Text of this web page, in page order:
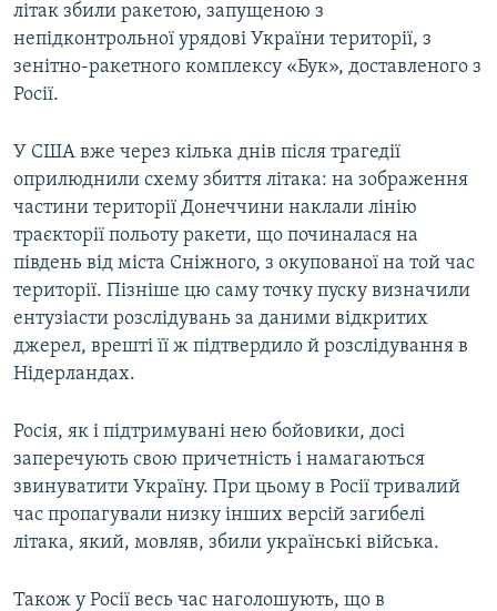
літак збили ракетою, запущеною з
непідконтрольної урядові України території, з
зенітно-ракетного комплексу «Бук», доставленого з
Росії.
У США вже через кілька днів після трагедії
оприлюднили схему збиття літака: на зображення
частини території Донеччини наклали лінію
траєкторії польоту ракети, що починалася на
південь від міста Сніжного, з окупованої на той час
території. Пізніше цю саму точку пуску визначили
ентузіасти розслідувань за даними відкритих
джерел, врешті її ж підтвердило й розслідування в
Нідерландах.
Росія, як і підтримувані нею бойовики, досі
заперечують свою причетність і намагаються
звинуватити Україну. При цьому в Росії тривалий
час пропагували низку інших версій загибелі
літака, який, мовляв, збили українські війська.
Також у Росії весь час наголошують, що в